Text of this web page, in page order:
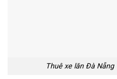
Thuê xe lăn Đà